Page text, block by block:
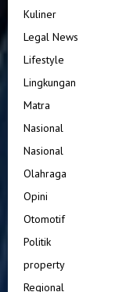
Kuliner
Legal News
Lifestyle
Lingkungan
Matra
Nasional
Nasional
Olahraga
Opini
Otomotif
Politik
property
Regional